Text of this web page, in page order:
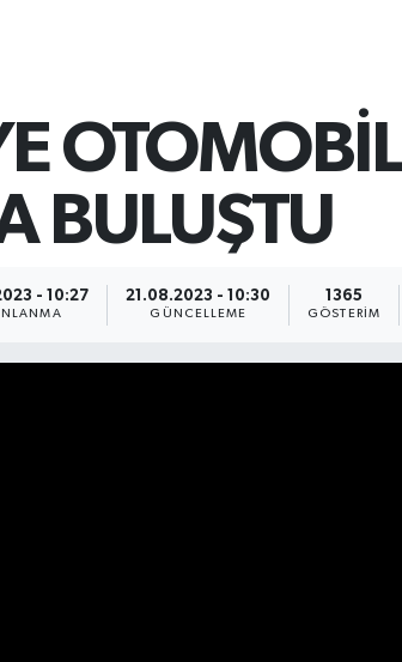
BULUŞTU
- 10:27 21.08.2023 - 10:30
GÜNCELLEME
1365
GÖSTERIM